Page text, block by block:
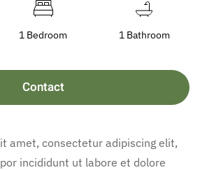
1 Bedroom 1 Bathroom
Contact
amet, consectetur adipiscing elit,
incididunt ut labore et dolore